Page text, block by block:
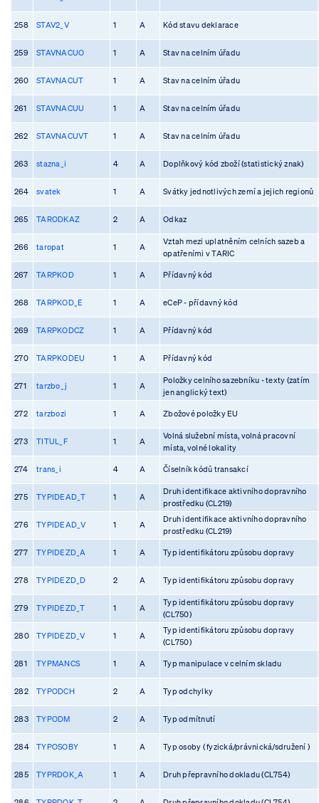
258 STAV2_V 1 A Kód stavu deklarace
259 STAVNACUO 1 A Stav na celním úřadu
260 STAVNACUT 1 A Stav na celním úřadu
261 STAVNACUU 1 A Stav na celním úřadu
262 STAVNACUVT 1 A Stav na celním úřadu
263 stazna_i 4 A Doplňkový kód zboží (statistický znak)
264 svatek 1 A Svátky jednotlivých zemí a jejich regionů
265 TARODKAZ 2 A Odkaz
266 taropat 1 A
Vztah mezi uplatněním celních sazeb a
opatřeními v TARIC
267 TARPKOD 1 A Přídavný kód
268 TARPKOD_E 1 A eCeP - přídavný kód
269 TARPKODCZ 1 A Přídavný kód
270 TARPKODEU 1 A Přídavný kód
271 tarzbo_j 1 A
Položky celního sazebníku - texty (zatím
jen anglický text)
272 tarzbozi 1 A Zbožové položky EU
273 TITUL_F 1 A
Volná služební místa, volná pracovní
místa, volné lokality
274 trans_i 4 A Číselník kódů transakcí
275 TYPIDEAD_T 1 A
Druh identifikace aktivního dopravního
prostředku (CL219)
276 TYPIDEAD_V 1 A
Druh identifikace aktivního dopravního
prostředku (CL219)
277 TYPIDEZD_A 1 A Typ identifikátoru způsobu dopravy
278 TYPIDEZD_D 2 A Typ identifikátoru způsobu dopravy
279 TYPIDEZD_T 1 A
Typ identifikátoru způsobu dopravy
(CL750)
280 TYPIDEZD_V 1 A
Typ identifikátoru způsobu dopravy
(CL750)
281 TYPMANCS 1 A Typ manipulace v celním skladu
282 TYPODCH 2 A Typ odchylky
283 TYPODM 2 A Typ odmítnutí
284 TYPOSOBY 1 A Typ osoby ( fyzická/právnická/sdružení )
285 TYPRDOK_A 1 A Druh přepravního dokladu (CL754)